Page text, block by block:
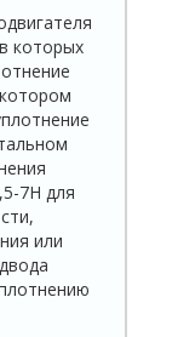
которых
7Н для
или